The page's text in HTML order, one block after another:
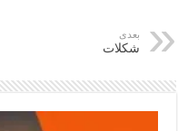
بعدی
شکلات